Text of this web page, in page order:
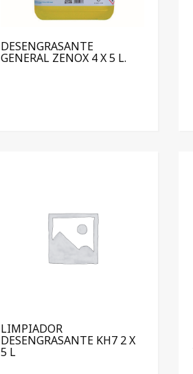
DESENGRASANTE
GENERAL ZENOX 4 X 5 L.
LIMPIADOR
DESENGRASANTE KH7 2 X
5 L